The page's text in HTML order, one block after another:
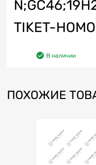
TIKET-
В наличии
ПОХОЖИЕ